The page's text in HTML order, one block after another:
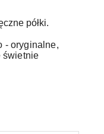
półki.
- oryginalne,
świetnie